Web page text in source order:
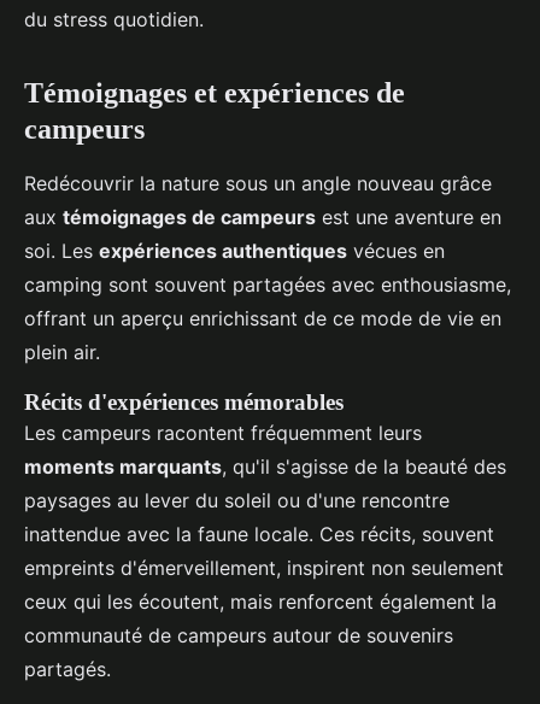
du stress quotidien.
Témoignages et expériences de
campeurs
Redécouvrir la nature sous un angle nouveau grâce
aux témoignages de campeurs est une aventure en
soi. Les expériences authentiques vécues en
camping sont souvent partagées avec enthousiasme,
offrant un aperçu enrichissant de ce mode de vie en
plein air.
Récits d'expériences mémorables
Les campeurs racontent fréquemment leurs
moments marquants, qu'il s'agisse de la beauté des
paysages au lever du soleil ou d'une rencontre
inattendue avec la faune locale. Ces récits, souvent
empreints d'émerveillement, inspirent non seulement
ceux qui les écoutent, mais renforcent également la
communauté de campeurs autour de souvenirs
partagés.